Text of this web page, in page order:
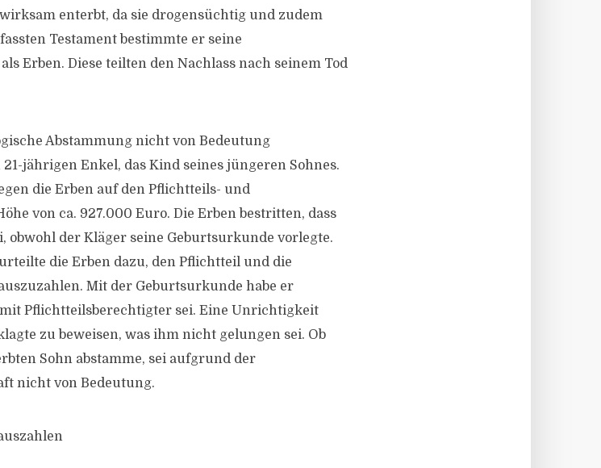
enterbt, da sie drogensüchtig und zudem
Testament bestimmte er seine
Erben. Diese teilten den Nachlass nach seinem Tod
Abstammung nicht von Bedeutung
jährigen Enkel, das Kind seines jüngeren Sohnes.
die Erben auf den Pflichtteils- und
von ca. 927.000 Euro. Die Erben bestritten, dass
obwohl der Kläger seine Geburtsurkunde vorlegte.
die Erben dazu, den Pflichtteil und die
Mit der Geburtsurkunde habe er
Pflichtteilsberechtigter sei. Eine Unrichtigkeit
zu beweisen, was ihm nicht gelungen sei. Ob
Sohn abstamme, sei aufgrund der
nicht von Bedeutung.